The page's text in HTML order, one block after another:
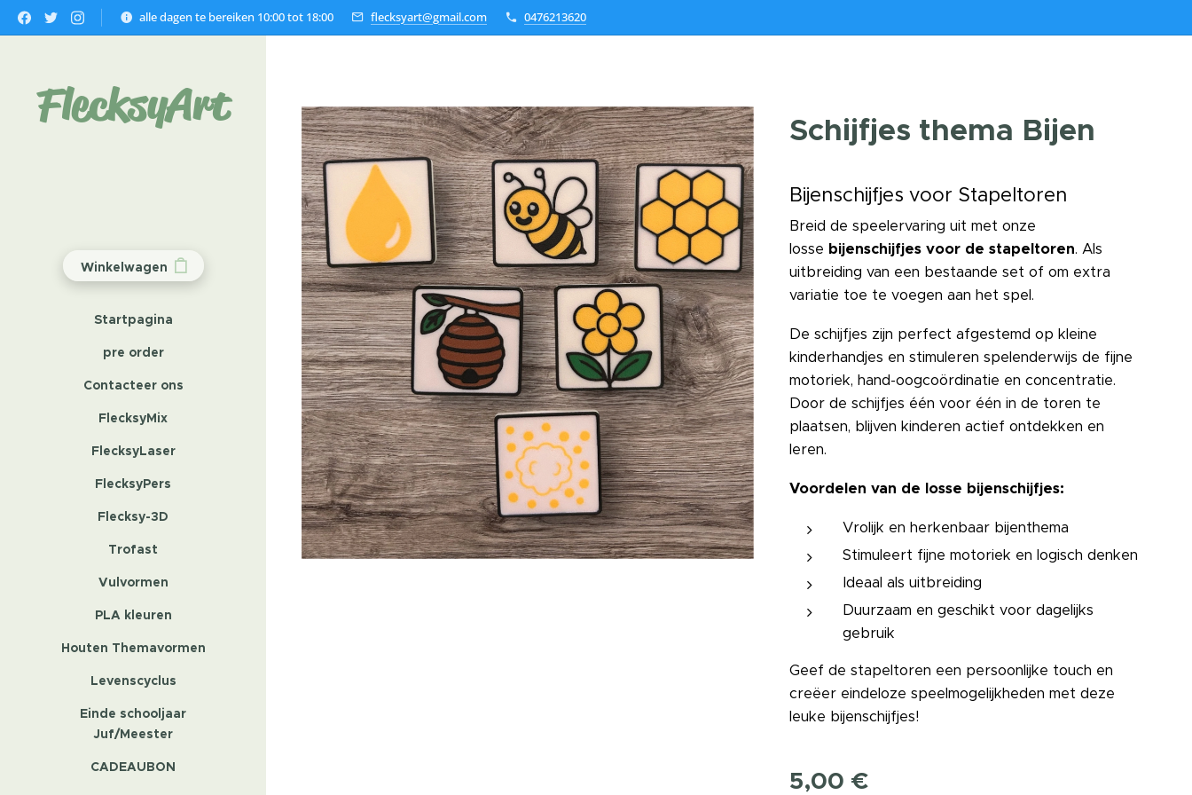
alle dagen te bereiken 10:00 tot 18:00 flecksyart@gmail.com 0476213620
FlecksyArt
Winkelwagen
Startpagina
pre order
Contacteer ons
FlecksyMix
FlecksyLaser
FlecksyPers
Flecksy-3D
Trofast
Vulvormen
PLA kleuren
Houten Themavormen
Levenscyclus
Einde schooljaar
Juf/Meester
CADEAUBON
Schijfjes thema Bijen
Bijenschijfjes voor Stapeltoren 🐝
Breid de speelervaring uit met onze
losse bijenschijfjes voor de stapeltoren. Als
uitbreiding van een bestaande set of om extra
variatie toe te voegen aan het spel.
De schijfjes zijn perfect afgestemd op kleine
kinderhandjes en stimuleren spelenderwijs de fijne
motoriek, hand-oogcoördinatie en concentratie.
Door de schijfjes één voor één in de toren te
plaatsen, blijven kinderen actief ontdekken en
leren.
Voordelen van de losse bijenschijfjes:
Vrolijk en herkenbaar bijenthema
Stimuleert fijne motoriek en logisch denken
Ideaal als uitbreiding
Duurzaam en geschikt voor dagelijks
gebruik
Geef de stapeltoren een persoonlijke touch en
creëer eindeloze speelmogelijkheden met deze
leuke bijenschijfjes! 🐝💛
5,00 €